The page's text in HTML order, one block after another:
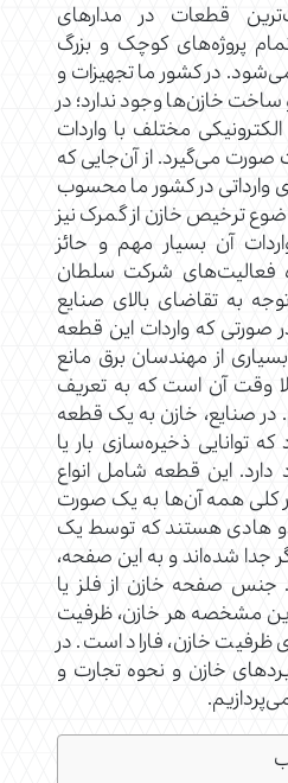
قطعات در مدارهای
پروژه‌های کوچک و بزرگ
می‌شود. در کشور ما تجهیزات و
خازن‌‌ها وجود ندارد؛ در
مختلف با واردات
صورت می‌گیرد. از آن‌جایی که
وارداتی در کشور ما محسوب
ترخیص خازن از گمرک نیز
آن بسیار مهم و حائز
فعالیت‌های شرکت سلطان
به تقاضای بالای صنایع
صورتی که واردات این قطعه
از مهندسان برق مانع
وقت آن است که به تعریف
در صنایع، خازن به یک قطعه
توانایی ذخیره‌سازی بار یا
دارد. این قطعه شامل انواع
کلی همه آن‌ها به یک صورت
هادی هستند که توسط یک
جدا شده‌اند و به این صفحه،
صفحه خازن از فلز یا
مشخصه هر خازن، ظرفیت
ظرفیت خازن، فاراد است. در
خازن و نحوه تجارت و